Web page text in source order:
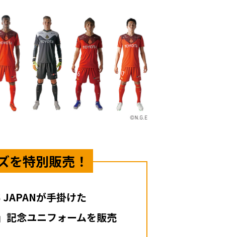
を特別販売！
JAPANが手掛けた
記念ユニフォームを販売